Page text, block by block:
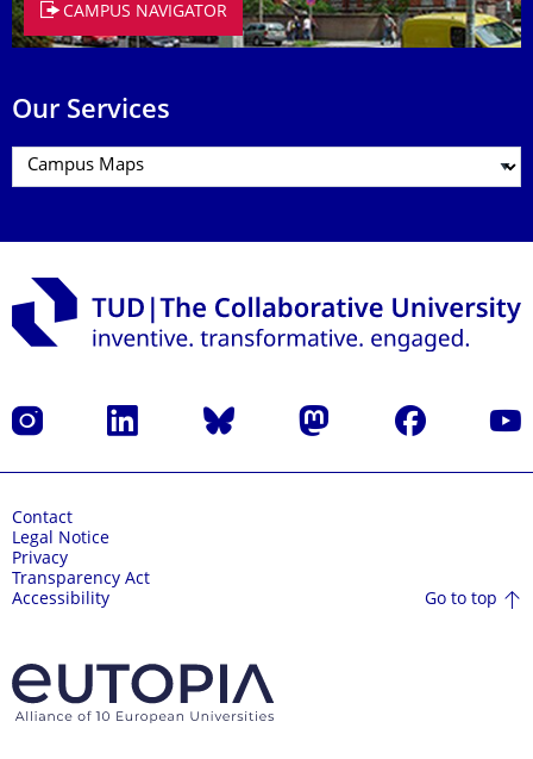
CAMPUS NAVIGATOR
Our Services
Instagram LinkedIn Bluesky Mastodon Facebook
Contact
Legal Notice
Privacy
Transparency Act
Accessibility
Go to top